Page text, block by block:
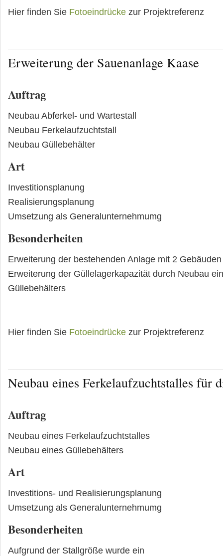
Hier finden Sie Fotoeindrücke zur Projektreferenz
Erweiterung der Sauenanlage Kaase
Auftrag
Neubau Abferkel- und Wartestall
Neubau Ferkelaufzuchtstall
Neubau Güllebehälter
Art
Investitionsplanung
Realisierungsplanung
Umsetzung als Generalunternehmumg
Besonderheiten
Erweiterung der bestehenden Anlage mit 2 Gebäuden
Erweiterung der Güllelagerkapazität durch Neubau
Güllebehälters
Hier finden Sie Fotoeindrücke zur Projektreferenz
Neubau eines Ferkelaufzuchtstalles für
Auftrag
Neubau eines Ferkelaufzuchtstalles
Neubau eines Güllebehälters
Art
Investitions- und Realisierungsplanung
Umsetzung als Generalunternehmumg
Besonderheiten
Aufgrund der Stallgröße wurde ein